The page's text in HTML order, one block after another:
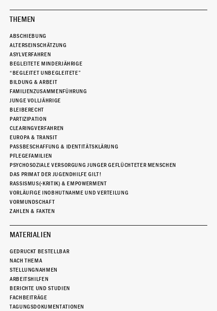
THEMEN
ABSCHIEBUNG
ALTERSEINSCHÄTZUNG
ASYLVERFAHREN
BEGLEITETE MINDERJÄHRIGE
“BEGLEITET UNBEGLEITETE”
BILDUNG & ARBEIT
FAMILIENZUSAMMENFÜHRUNG
JUNGE VOLLJÄHRIGE
BLEIBERECHT
PARTIZIPATION
CLEARINGVERFAHREN
EUROPA & TRANSIT
PASSBESCHAFFUNG & IDENTITÄTSKLÄRUNG
PFLEGEFAMILIEN
PSYCHOSOZIALE VERSORGUNG JUNGER GEFLÜCHTETER MENSCHEN
DAS PRIMAT DER JUGENDHILFE GILT!
RASSISMUS(-KRITIK) & EMPOWERMENT
VORLÄUFIGE INOBHUTNAHME UND VERTEILUNG
VORMUNDSCHAFT
ZAHLEN & FAKTEN
MATERIALIEN
GEDRUCKT BESTELLBAR
NACH THEMA
STELLUNGNAHMEN
ARBEITSHILFEN
BERICHTE UND STUDIEN
FACHBEITRÄGE
TAGUNGSDOKUMENTATIONEN